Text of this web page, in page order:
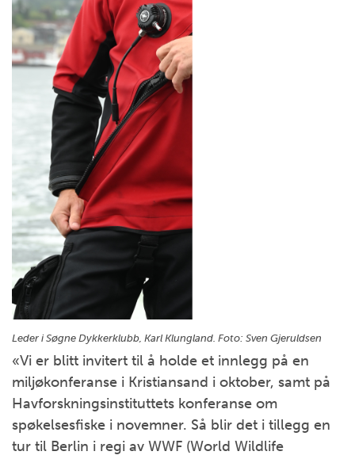
Leder i Søgne Dykkerklubb, Karl Klungland. Foto: Sven Gjeruldsen
«Vi er blitt invitert til å holde et innlegg på en
miljøkonferanse i Kristiansand i oktober, samt på
Havforskningsinstituttets konferanse om
spøkelsesfiske i novemner. Så blir det i tillegg en
tur til Berlin i regi av WWF (World Wildlife